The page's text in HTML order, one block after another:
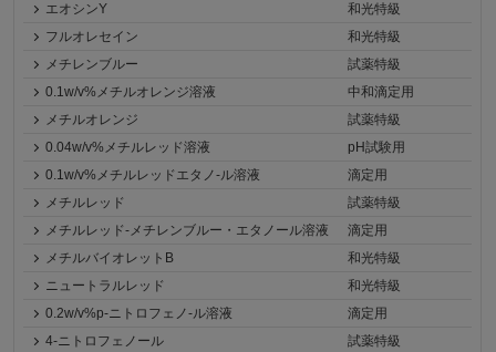
エオシンY
和光特級
フルオレセイン
和光特級
メチレンブルー
試薬特級
0.1w/v%メチルオレンジ溶液
中和滴定用
メチルオレンジ
試薬特級
0.04w/v%メチルレッド溶液
pH試験用
0.1w/v%メチルレッドエタノ-ル溶液
滴定用
メチルレッド
試薬特級
メチルレッド-メチレンブルー・エタノール溶液
滴定用
メチルバイオレットB
和光特級
ニュートラルレッド
和光特級
0.2w/v%p-ニトロフェノ-ル溶液
滴定用
4-ニトロフェノール
試薬特級